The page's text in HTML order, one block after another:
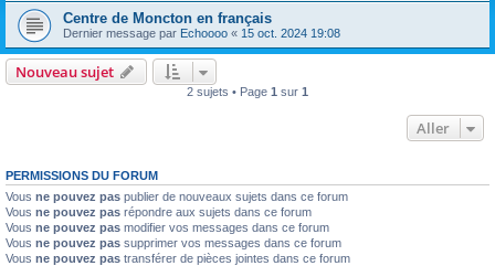
Centre de Moncton en français
Dernier message par Echoooo « 15 oct. 2024 19:08
Nouveau sujet
2 sujets • Page 1 sur 1
Aller
PERMISSIONS DU FORUM
Vous ne pouvez pas publier de nouveaux sujets dans ce forum
Vous ne pouvez pas répondre aux sujets dans ce forum
Vous ne pouvez pas modifier vos messages dans ce forum
Vous ne pouvez pas supprimer vos messages dans ce forum
Vous ne pouvez pas transférer de pièces jointes dans ce forum